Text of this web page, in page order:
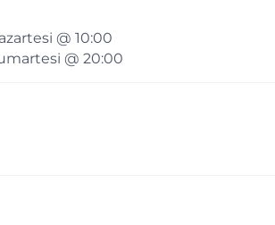
@ 10:00
@ 20:00